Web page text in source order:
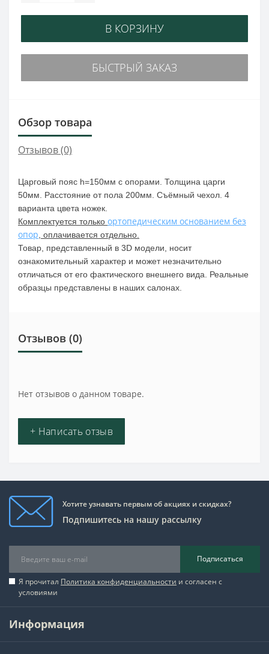
В КОРЗИНУ
БЫСТРЫЙ ЗАКАЗ
Обзор товара
Отзывов (0)
Царговый пояс h=150мм с опорами. Толщина царги
50мм. Расстояние от пола 200мм. Съёмный чехол. 4
варианта цвета ножек.
Комплектуется только ортопедическим основанием без
опор , оплачивается отдельно.
Товар, представленный в 3D модели, носит
ознакомительный характер и может незначительно
отличаться от его фактического внешнего вида. Реальные
образцы представлены в наших салонах.
Отзывов (0)
Нет отзывов о данном товаре.
+ Написать отзыв
Хотите узнавать первым об акциях и скидках?
Подпишитесь на нашу рассылку
Подписаться
Я прочитал Политика конфиденциальности и согласен с
условиями
Информация